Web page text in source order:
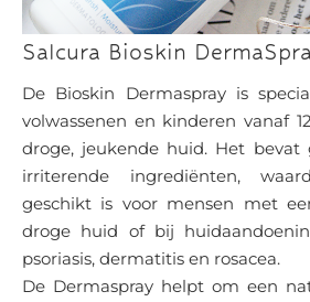
Salcura Bioskin
De Bioskin Dermaspray is
volwassenen en kinderen vanaf
droge, jeukende huid. Het bevat
irriterende ingrediënten,
geschikt is voor mensen met
droge huid of bij
psoriasis, dermatitis en rosacea.
De Dermaspray helpt om een